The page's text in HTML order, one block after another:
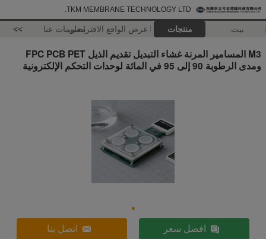
TKM MEMBRANE TECHNOLOGY LTD.
بيت منتجات عرض الواقع الافتراضيمعلومات عنا >>
M3 المسامير المرنة غشاء التبديل تقديم الذيل FPC PCB PET
ومدى الرطوبة 90 إلى 95 في المائة لوحدات التحكم الإلكترونية
افضل سعر اتصل بنا